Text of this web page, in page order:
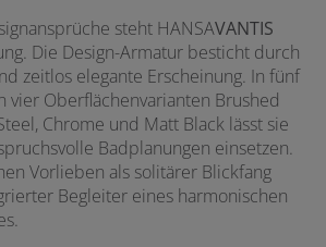
steht HANSAVANTIS
Die Design-Armatur besticht durch
zeitlos elegante Erscheinung. In fünf
vier Oberflächenvarianten Brushed
Chrome und Matt Black lässt sie
Badplanungen einsetzen.
Vorlieben als solitärer Blickfang
Begleiter eines harmonischen